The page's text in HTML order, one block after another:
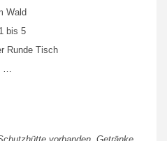
Wald
bis 5
Runde Tisch
…